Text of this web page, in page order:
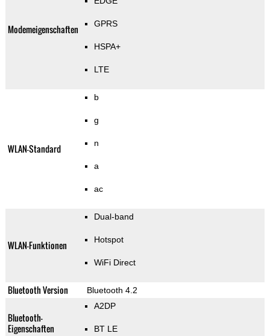
Modemeigenschaften GPRS
HSPA+
LTE
WLAN-Standard
b
g
n
a
ac
WLAN-Funktionen
Dual-band
Hotspot
WiFi Direct
Bluetooth Version Bluetooth 4.2
Bluetooth-
Eigenschaften
A2DP
BT LE